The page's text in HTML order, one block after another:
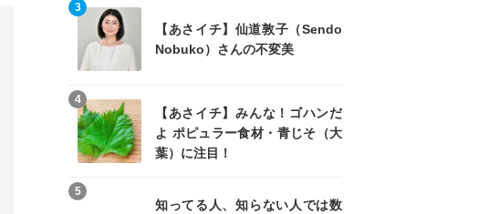
【あさイチ】仙道敦子（Sendo
Nobuko）さんの不変美
3
【あさイチ】みんな！ゴハンだ
よ ポピュラー食材・青じそ（大
葉）に注目！
4
知ってる人、知らない人では数
5